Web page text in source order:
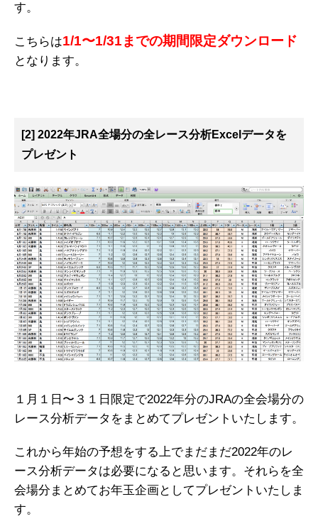
す。
こちらは1/1〜1/31までの期間限定ダウンロード
となります。
[2] 2022年JRA全場分の全レース分析Excelデータを
プレゼント
１月１日〜３１日限定で2022年分のJRAの全会場分の
レース分析データをまとめてプレゼントいたします。
これから年始の予想をする上でまだまだ2022年のレ
ース分析データは必要になると思います。それらを全
会場分まとめてお年玉企画としてプレゼントいたしま
す。